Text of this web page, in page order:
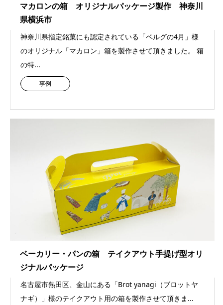
マカロンの箱 オリジナルパッケージ製作 神奈川
県横浜市
神奈川県指定銘菓にも認定されている「ベルグの4月」様
のオリジナル「マカロン」箱を製作させて頂きました。 箱
の特...
事例
ベーカリー・パンの箱 テイクアウト手提げ型オリ
ジナルパッケージ
名古屋市熱田区、金山にある「Brot yanagi（ブロットヤ
ナギ）」様のテイクアウト用の箱を製作させて頂きま...